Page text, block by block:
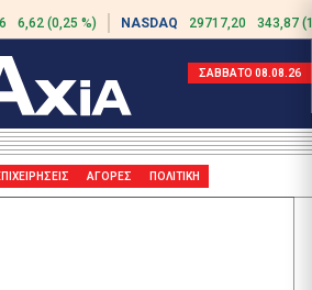
6,62 (0,25 %) NASDAQ 29717,20 343,87
ΣΑΒΒΑΤΟ 08.08.26
ΑΓΟΡΕΣ ΠΟΛΙΤΙΚΗ